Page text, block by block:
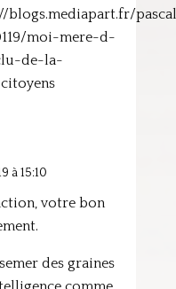
blogs.mediapart.fr/
moi-mere-d-
de-la-
à 15:10
votre bon
des graines